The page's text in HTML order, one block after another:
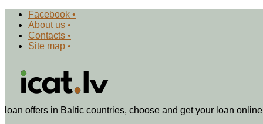
Facebook •
About us •
Contacts •
Site map •
loan offers in Baltic countries, choose and get your loan online